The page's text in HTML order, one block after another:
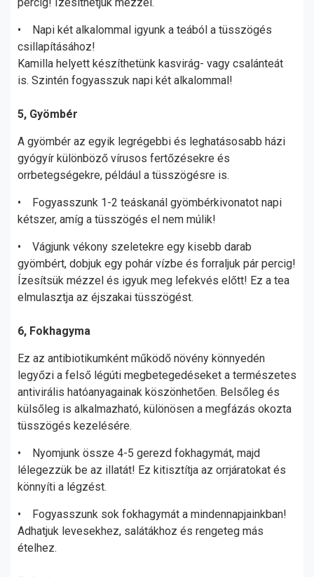
• Napi két alkalommal igyunk a teából a tüsszögés
csillapításához!
Kamilla helyett készíthetünk kasvirág- vagy csalánteát
is. Szintén fogyasszuk napi két alkalommal!
5, Gyömbér
A gyömbér az egyik legrégebbi és leghatásosabb házi
gyógyír különböző vírusos fertőzésekre és
orrbetegségekre, például a tüsszögésre is.
• Fogyasszunk 1-2 teáskanál gyömbérkivonatot napi
kétszer, amíg a tüsszögés el nem múlik!
• Vágjunk vékony szeletekre egy kisebb darab
gyömbért, dobjuk egy pohár vízbe és forraljuk pár percig!
Ízesítsük mézzel és igyuk meg lefekvés előtt! Ez a tea
elmulasztja az éjszakai tüsszögést.
6, Fokhagyma
Ez az antibiotikumként működő növény könnyedén
legyőzi a felső légúti megbetegedéseket a természetes
antivirális hatóanyagainak köszönhetően. Belsőleg és
külsőleg is alkalmazható, különösen a megfázás okozta
tüsszögés kezelésére.
• Nyomjunk össze 4-5 gerezd fokhagymát, majd
lélegezzük be az illatát! Ez kitisztítja az orrjáratokat és
könnyíti a légzést.
• Fogyasszunk sok fokhagymát a mindennapjainkban!
Adhatjuk levesekhez, salátákhoz és rengeteg más
ételhez.